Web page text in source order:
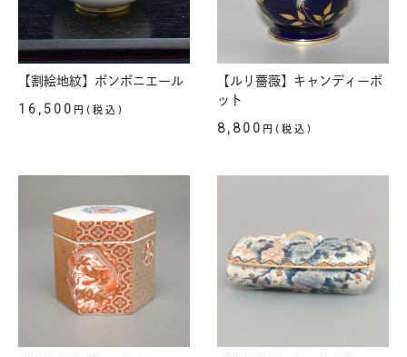
【割絵地紋】ボンボニエール
16,500 円(税込)
【ルリ薔薇】キャンディーポ
ット
8,800 円(税込)